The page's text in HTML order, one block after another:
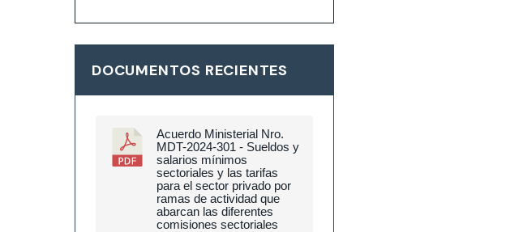
DOCUMENTOS RECIENTES
Acuerdo Ministerial Nro.
MDT-2024-301 - Sueldos y
salarios mínimos
sectoriales y las tarifas
para el sector privado por
ramas de actividad que
abarcan las diferentes
comisiones sectoriales